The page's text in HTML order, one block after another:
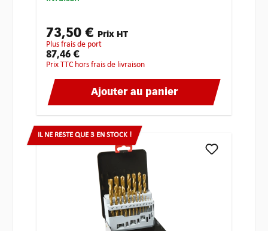
73,50 € Prix HT
plus frais de port
87,46 €
Prix TTC hors frais de livraison
Ajouter au panier
IL NE RESTE QUE 3 EN STOCK !